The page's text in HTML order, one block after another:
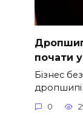
почати
Бізнес
0